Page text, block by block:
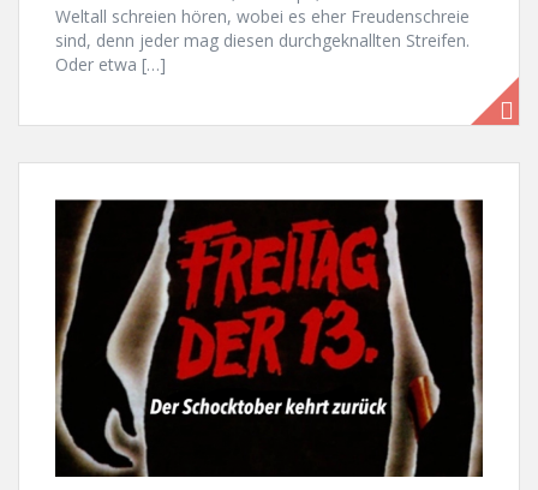
Weltall schreien hören, wobei es eher Freudenschreie
sind, denn jeder mag diesen durchgeknallten Streifen.
Oder etwa […]